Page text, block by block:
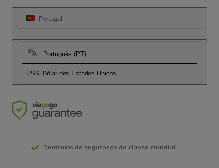
Portugal
Português (PT)
US$ Dólar dos Estados Unidos
Controlos de segurança de classe mundial